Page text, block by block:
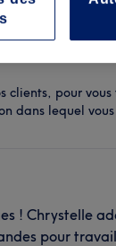
clients, pour
dans lequel
! Chrystelle
pour